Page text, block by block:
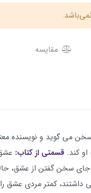
مقایسه
سخن می گوید و
کند. قسمتی از کتاب:
سخن گفتن از عشق،
کمتر مردی